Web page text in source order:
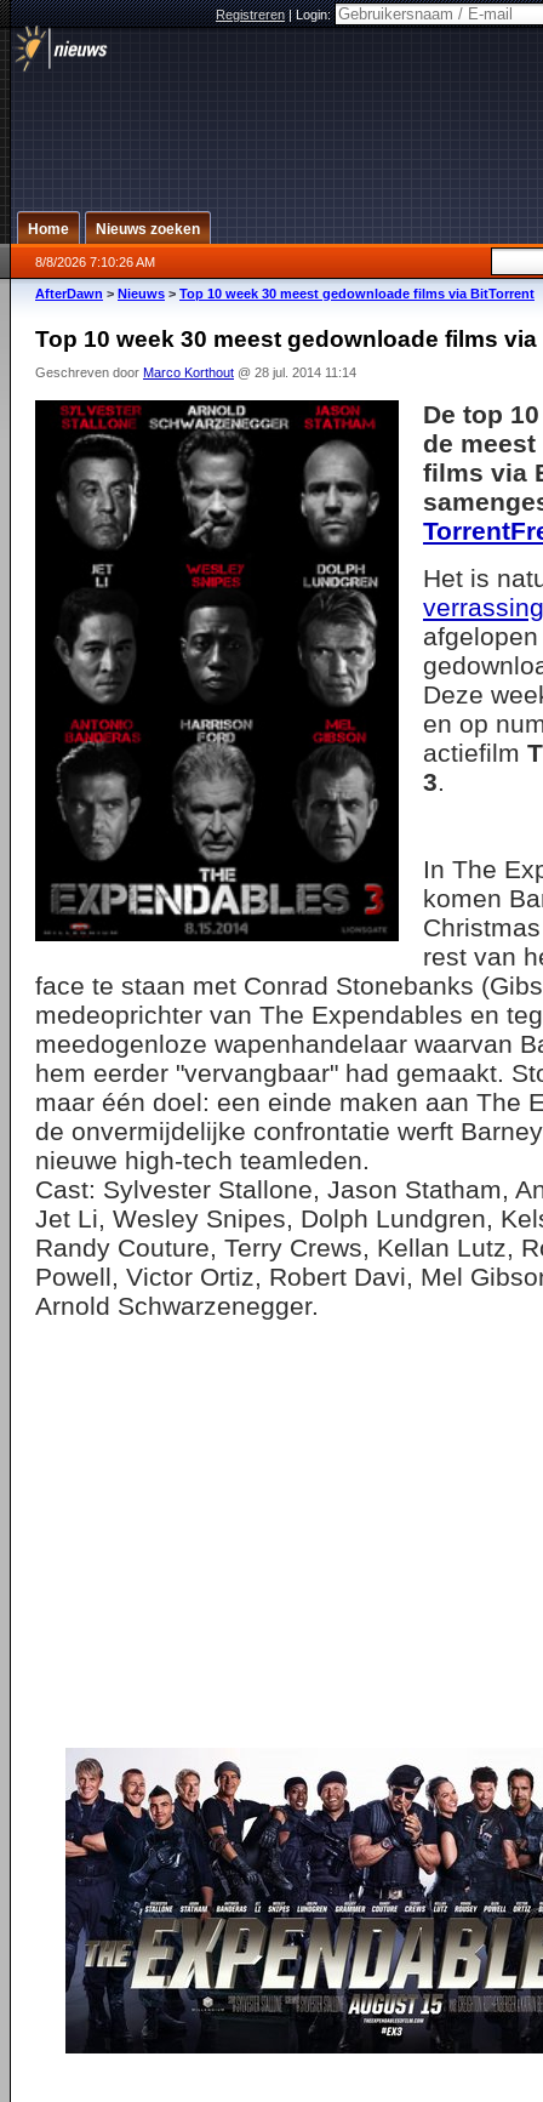
Registreren|Login:
Home Nieuws zoeken
8/8/2026 7:10:26 AM
AfterDawn > Nieuws > Top 10 week 30 meest gedownloade films via BitTorrent
Top 10 week 30 meest gedownloade films
Geschreven door Marco Korthout @ 28 jul. 2014 11:14
De top
de
films via
Het is
verrassing
Deze
en op
actiefilm
3.
In The
komen
rest van
face te staan met Conrad Stonebanks
medeoprichter van The Expendables en
meedogenloze wapenhandelaar waarvan
hem eerder "vervangbaar" had gemaakt.
maar één doel: een einde maken aan The
de onvermijdelijke confrontatie werft
nieuwe high-tech teamleden.
Cast: Sylvester Stallone, Jason Statham,
Jet Li, Wesley Snipes, Dolph Lundgren,
Randy Couture, Terry Crews, Kellan Lutz,
Powell, Victor Ortiz, Robert Davi, Mel
Arnold Schwarzenegger.